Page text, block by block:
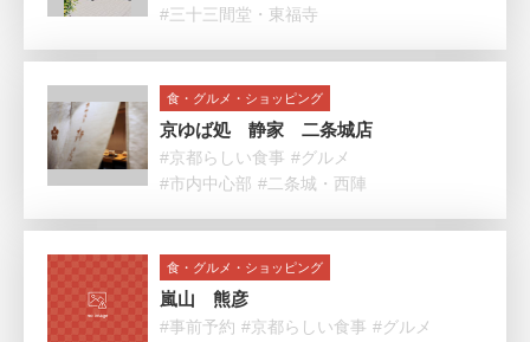
#三十三間堂・東福寺
食・グルメ・ショッピング
京ゆば処 静家 二条城店
#京都らしい食事 #グルメ
#市内中心部 #二条城・西陣
食・グルメ・ショッピング
嵐山 熊彦
#事前予約 #京都らしい食事 #グルメ